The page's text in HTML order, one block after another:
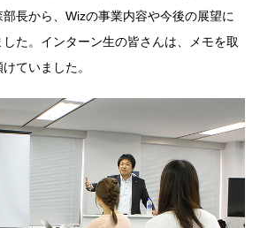
長から、Wizの事業内容や今後の展望に
た。インターン生の皆さんは、メモを取
ていました。